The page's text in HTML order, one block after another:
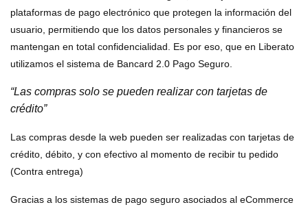
plataformas de pago electrónico que protegen la información del
usuario, permitiendo que los datos personales y financieros se
mantengan en total confidencialidad. Es por eso, que en Liberato
utilizamos el sistema de Bancard 2.0 Pago Seguro.
“Las compras solo se pueden realizar con tarjetas de
crédito”
Las compras desde la web pueden ser realizadas con tarjetas de
crédito, débito, y con efectivo al momento de recibir tu pedido
(Contra entrega)
Gracias a los sistemas de pago seguro asociados al eCommerce